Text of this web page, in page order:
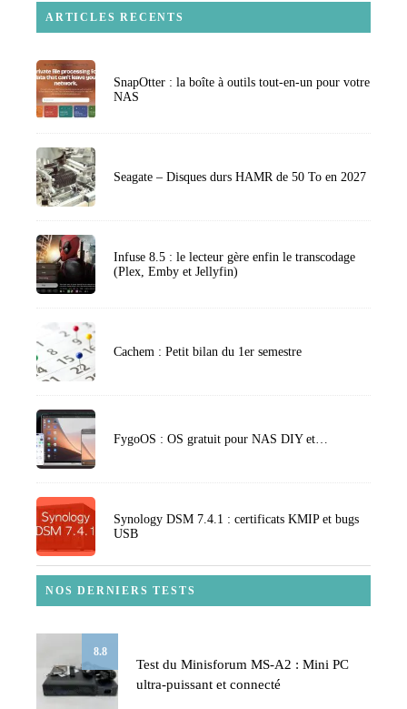
ARTICLES RECENTS
SnapOtter : la boîte à outils tout-en-un pour votre
NAS
Seagate – Disques durs HAMR de 50 To en 2027
Infuse 8.5 : le lecteur gère enfin le transcodage
(Plex, Emby et Jellyfin)
Cachem : Petit bilan du 1er semestre
FygoOS : OS gratuit pour NAS DIY et…
Synology DSM 7.4.1 : certificats KMIP et bugs
USB
NOS DERNIERS TESTS
8.8
Test du Minisforum MS-A2 : Mini PC
ultra-puissant et connecté